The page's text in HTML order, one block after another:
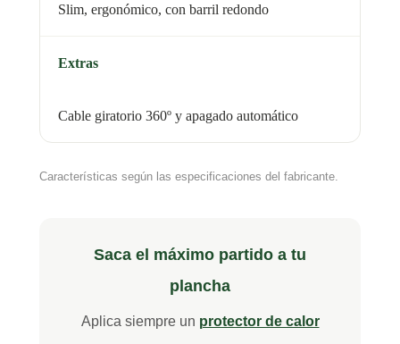
Slim, ergonómico, con barril redondo
Extras
Cable giratorio 360º y apagado automático
Características según las especificaciones del fabricante.
Saca el máximo partido a tu
plancha
Aplica siempre un protector de calor